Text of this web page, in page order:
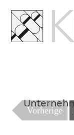
überspringen
Vorherige